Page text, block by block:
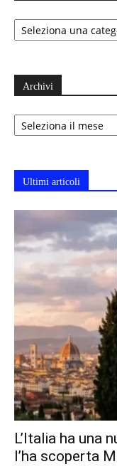
Categorie
Archivi
Archivi
Ultimi articoli
L’Italia ha una
l’ha scoperta